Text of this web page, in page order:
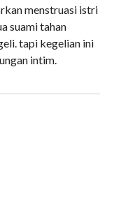
menstruasi istri
suami tahan
tapi kegelian ini
intim.